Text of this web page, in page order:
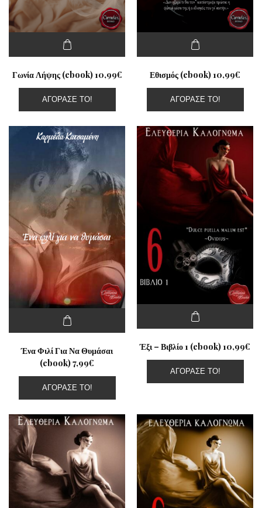
Γωνία Λήψης (ebook) 10,99€
ΑΓΌΡΑΣΕ ΤΟ!
Εθισμός (ebook) 10,99€
ΑΓΌΡΑΣΕ ΤΟ!
Ένα Φιλί Για Να Θυμάσαι
(ebook) 7,99€
ΑΓΌΡΑΣΕ ΤΟ!
Έξι – Βιβλίο 1 (ebook) 10,99€
ΑΓΌΡΑΣΕ ΤΟ!